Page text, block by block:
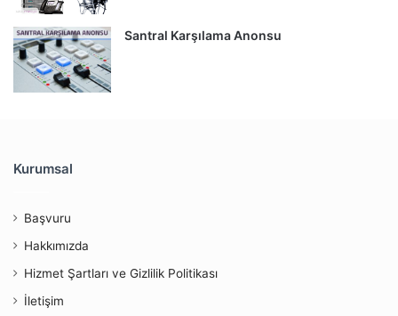
Santral Karşılama Anonsu
Kurumsal
Başvuru
Hakkımızda
Hizmet Şartları ve Gizlilik Politikası
İletişim